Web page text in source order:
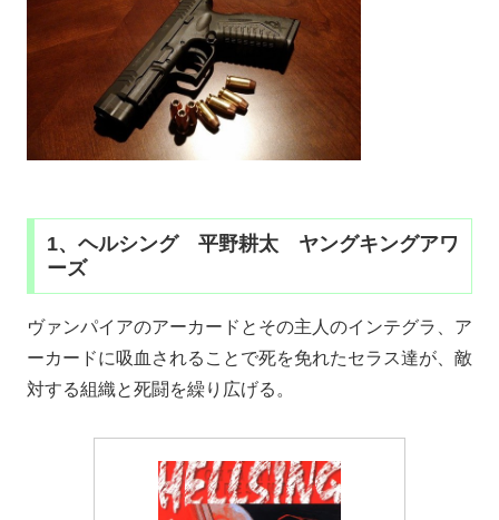
1、ヘルシング 平野耕太 ヤングキングアワ
ーズ
ヴァンパイアのアーカードとその主人のインテグラ、ア
ーカードに吸血されることで死を免れたセラス達が、敵
対する組織と死闘を繰り広げる。